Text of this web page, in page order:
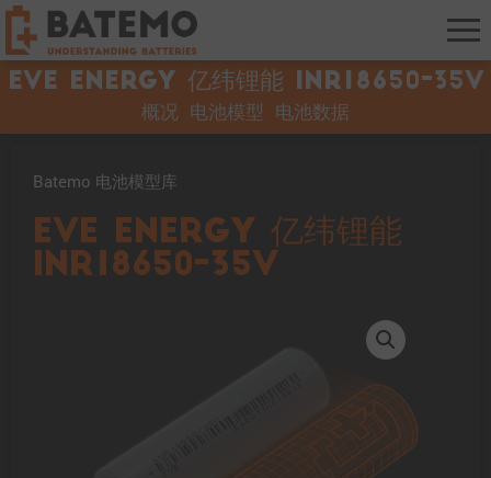
EVE Energy 亿纬锂能 INR18650-35V
概况 电池模型 电池数据
Batemo 电池模型库
EVE Energy 亿纬锂能
INR18650-35V